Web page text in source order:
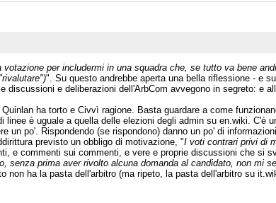
votazione per includermi in una squadra che, se tutto va bene
". Su questo andrebbe aperta una bella riflessione - e
e deliberazioni dell'ArbCom avvegono in segreto: e
ha torto e Civvì ragione. Basta guardare a come
è uguale a quella delle elezioni degli admin su en.wiki. C'è
po'. Rispondendo (se rispondono) danno un po' di
previsto un obbligo di motivazione, "I voti contrari privi di
e commenti sui commenti, e vere e proprie discussioni che si
senza prima aver rivolto alcuna domanda al candidato, non mi
ha la pasta dell'arbitro (ma ripeto, la pasta dell'arbitro su